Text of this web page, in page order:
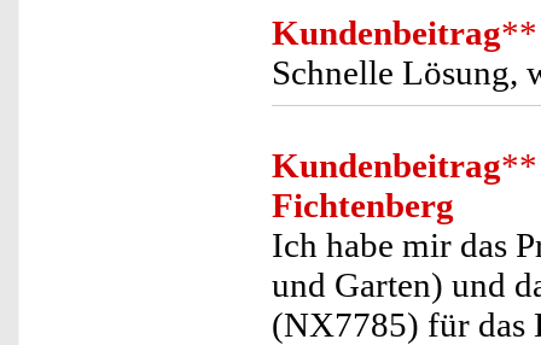
Kundenbeitrag**
Schnelle Lösung,
Kundenbeitrag**
Fichtenberg
Ich habe mir das
und Garten) und
(NX7785) für das